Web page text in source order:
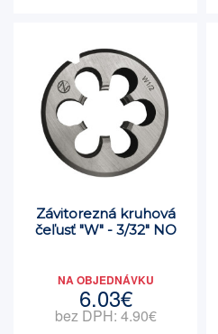
Závitorezná kruhová
čeľusť "W" - 3/32" NO
NA OBJEDNÁVKU
6.03€
bez DPH: 4.90€